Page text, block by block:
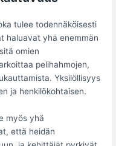
tulee todennäköisesti
haluavat yhä enemmän
omien
pelihahmojen,
Yksilöllisyys
ja henkilökohtaisen.
myös yhä
että heidän